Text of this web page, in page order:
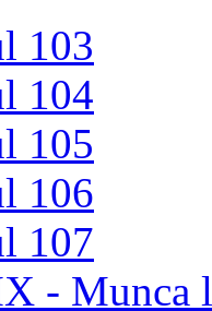
103
104
105
106
107
- Munca